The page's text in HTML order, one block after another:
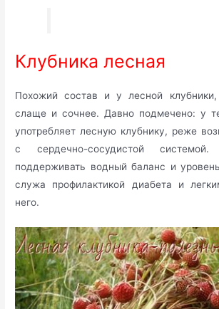
Клубника лесная
Похожий состав и у лесной
слаще и сочнее. Давно подмечено: у
употребляет лесную клубнику, реже
с сердечно-сосудистой
поддерживать водный баланс и
служа профилактикой диабета и
него.